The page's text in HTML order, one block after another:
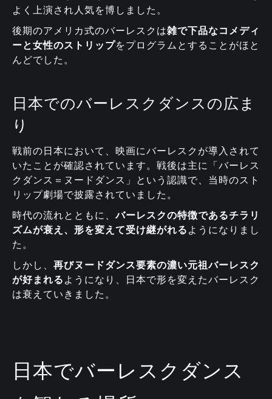
よく上演され人気を博しました。
後期のアメリカ式のバーレスクは雑で下品なコメディ
ーと女性のストリップをプログラムとすることがほと
んどでした。
日本でのバーレスクダンスの広ま
り
戦前の日本において、映画にバーレスクが導入されて
いたことが確認されています。戦後は主に「バーレス
クダンス＝ヌードダンス」という認識で、当時のスト
リップ劇場で披露されていました。
時代の流れとともに、バーレスクの特徴であるチラリ
ズムが衰え、形を変えて受け継がれるようになりまし
た。
しかし、 再びヌードダンス要素の濃い元祖バーレスク
が好まれるようになり、日本で形を変えたバーレスク
は衰えていきました。
日本でバーレスクダンス